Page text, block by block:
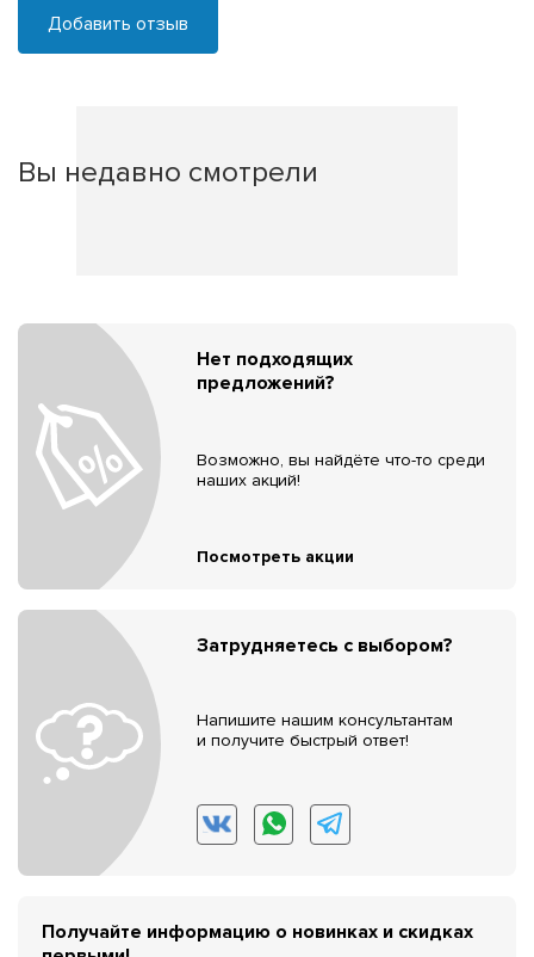
Добавить отзыв
Вы недавно смотрели
Нет подходящих
предложений?
Возможно, вы найдёте что-то среди
наших акций!
Посмотреть акции
Затрудняетесь с выбором?
Напишите нашим консультантам
и получите быстрый ответ!
Получайте информацию о новинках и скидках